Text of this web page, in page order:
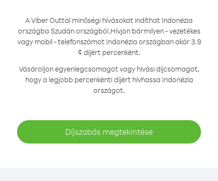
A Viber Outtal minőségi hívásokat indíthat Indonézia
országba Szudán országból.Hívjon bármilyen - vezetékes
vagy mobil - telefonszámot Indonézia országban akár 3.9
¢ díjért percenként.
Vásároljon egyenlegcsomagot vagy hívási díjcsomagot,
hogy a legjobb percenkénti díjért hívhassa Indonézia
országot.
Díjszabás megtekintése